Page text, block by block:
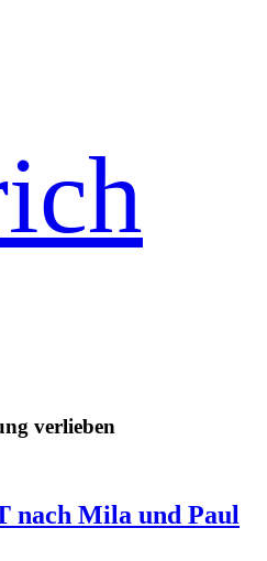
verlieben
nach Mila und Paul